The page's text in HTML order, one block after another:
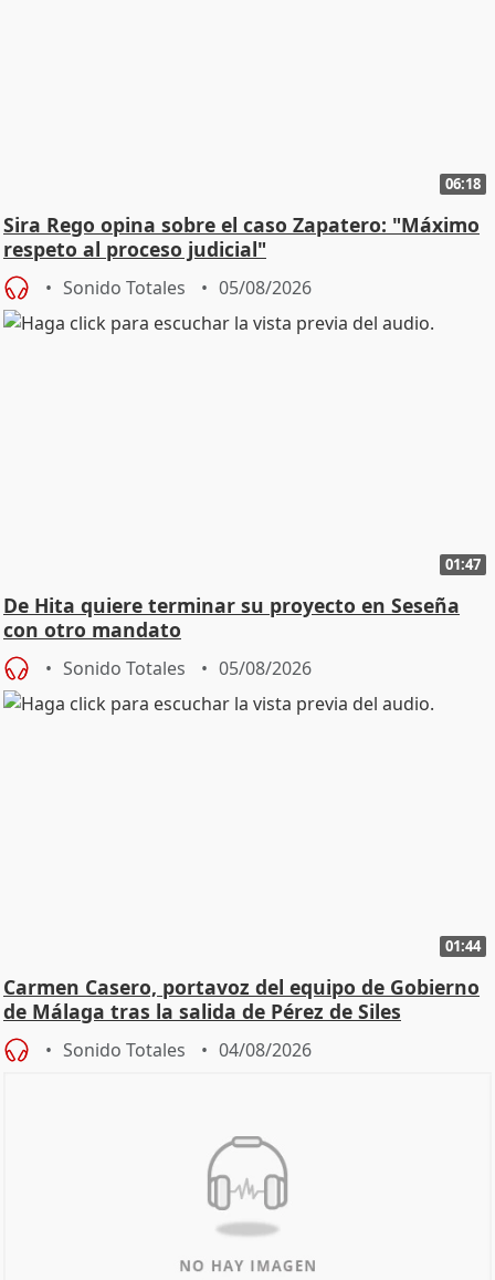
06:18
Sira Rego opina sobre el caso Zapatero: "Máximo
respeto al proceso judicial"
Sonido Totales 05/08/2026
01:47
De Hita quiere terminar su proyecto en Seseña
con otro mandato
Sonido Totales 05/08/2026
01:44
Carmen Casero, portavoz del equipo de Gobierno
de Málaga tras la salida de Pérez de Siles
Sonido Totales 04/08/2026